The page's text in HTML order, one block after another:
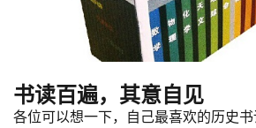
书读百遍，其意自见
各位可以想一下，自己最喜欢的历史